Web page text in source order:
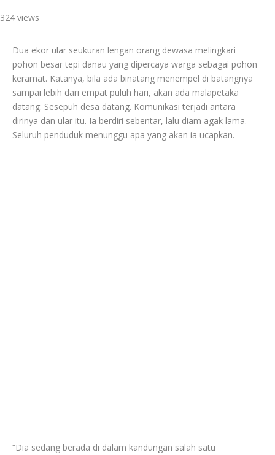
324 views
Dua ekor ular seukuran lengan orang dewasa melingkari
pohon besar tepi danau yang dipercaya warga sebagai pohon
keramat. Katanya, bila ada binatang menempel di batangnya
sampai lebih dari empat puluh hari, akan ada malapetaka
datang. Sesepuh desa datang. Komunikasi terjadi antara
dirinya dan ular itu. Ia berdiri sebentar, lalu diam agak lama.
Seluruh penduduk menunggu apa yang akan ia ucapkan.
“Dia sedang berada di dalam kandungan salah satu